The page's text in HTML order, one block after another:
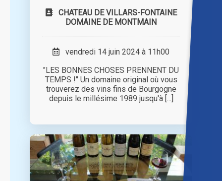
CHATEAU DE VILLARS-FONTAINE
DOMAINE DE MONTMAIN
vendredi 14 juin 2024 à 11h00
"LES BONNES CHOSES PRENNENT DU
TEMPS !" Un domaine original où vous
trouverez des vins fins de Bourgogne
depuis le millésime 1989 jusqu'à [...]